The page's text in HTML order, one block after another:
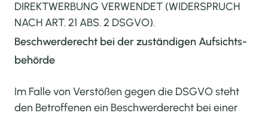
DIREKTWERBUNG VERWENDET (WIDERSPRUCH
NACH ART. 21 ABS. 2 DSGVO).
Beschwerde­recht bei der zuständigen Aufsichts­
behörde
Im Falle von Verstößen gegen die DSGVO steht
den Betroffenen ein Beschwerderecht bei einer